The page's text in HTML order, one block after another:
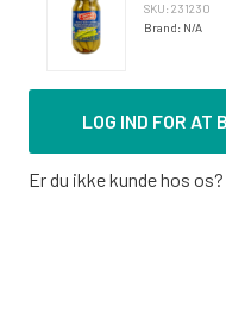
SKU: 231230
Brand: N/A
LOG IND FOR AT
Er du ikke kunde hos os?